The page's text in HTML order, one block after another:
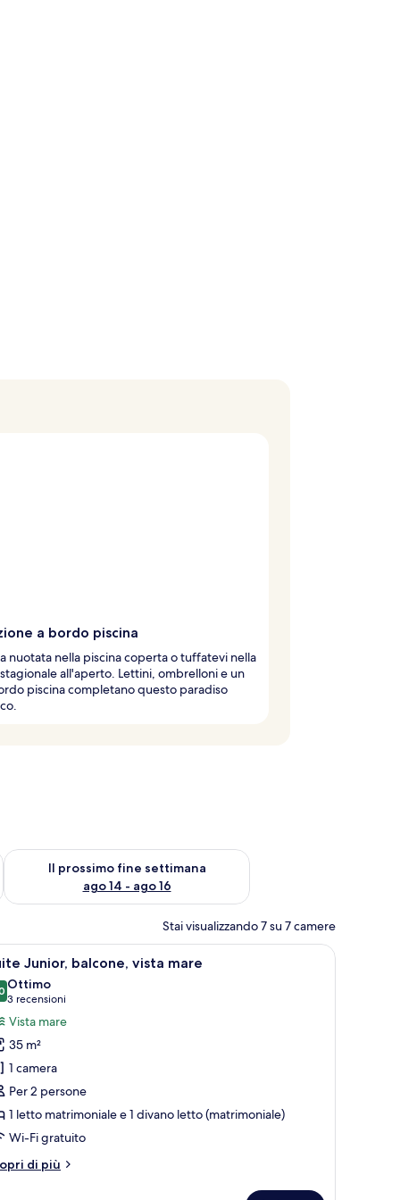
a bordo piscina
nuotata nella piscina coperta o tuffatevi nella
all'aperto. Lettini, ombrelloni e un
piscina completano questo paradiso
ago 7 - ago 9
Il prossimo fine settimana
ago 14 - ago 16
Verifica la disponibilità per il prossimo fine settimana, ago 14
Stai visualizzando 7 su 7 camere
Una scrivania, Wi-Fi gratuito, lenzuola
10 Junior, balcone, vista mare
su 10
Ottimo
3 recensioni
(3
recensioni)
Vista mare
35 m²
1 camera
Per 2 persone
1 letto matrimoniale e 1 divano letto (matrimoniale)
Wi-Fi gratuito
di più